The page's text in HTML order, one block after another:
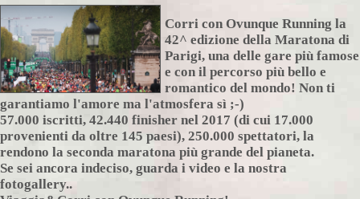
Corri con Ovunque Running la
42^ edizione della Maratona di
Parigi, una delle gare più famose
e con il percorso più bello e
romantico del mondo! Non ti
garantiamo l'amore ma l'atmosfera sì ;-)
57.000 iscritti, 42.440 finisher nel 2017 (di cui 17.000
provenienti da oltre 145 paesi), 250.000 spettatori, la
rendono la seconda maratona più grande del pianeta.
Se sei ancora indeciso, guarda i video e la nostra
fotogallery..